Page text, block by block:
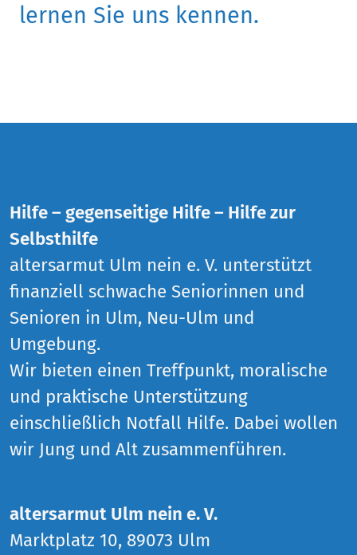
lernen Sie uns kennen.
Hilfe – gegenseitige Hilfe – Hilfe zur
Selbsthilfe
altersarmut Ulm nein e. V. unterstützt
finanziell schwache Seniorinnen und
Senioren in Ulm, Neu-Ulm und
Umgebung.
Wir bieten einen Treffpunkt, moralische
und praktische Unterstützung
einschließlich Notfall Hilfe. Dabei wollen
wir Jung und Alt zusammenführen.
altersarmut Ulm nein e. V.
Marktplatz 10, 89073 Ulm